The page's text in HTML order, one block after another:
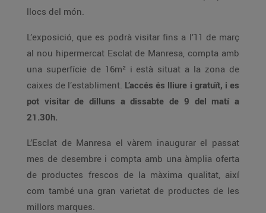
llocs del món.
L’exposició, que es podrà visitar fins a l’11 de març
al nou hipermercat Esclat de Manresa, compta amb
una superfície de 16m² i està situat a la zona de
caixes de l’establiment. L’accés és lliure i gratuït, i es
pot visitar de dilluns a dissabte de 9 del matí a
21.30h.
L’Esclat de Manresa el vàrem inaugurar el passat
mes de desembre i compta amb una àmplia oferta
de productes frescos de la màxima qualitat, així
com també una gran varietat de productes de les
millors marques.